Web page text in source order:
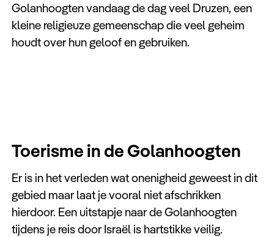
Golanhoogten vandaag de dag veel Druzen, een
kleine religieuze gemeenschap die veel geheim
houdt over hun geloof en gebruiken.
Toerisme in de Golanhoogten
Er is in het verleden wat onenigheid geweest in dit
gebied maar laat je vooral niet afschrikken
hierdoor. Een uitstapje naar de Golanhoogten
tijdens je reis door Israël is hartstikke veilig.